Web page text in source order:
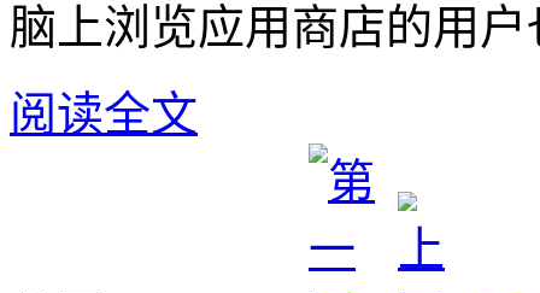
脑上浏览应用商店的用
阅读全文